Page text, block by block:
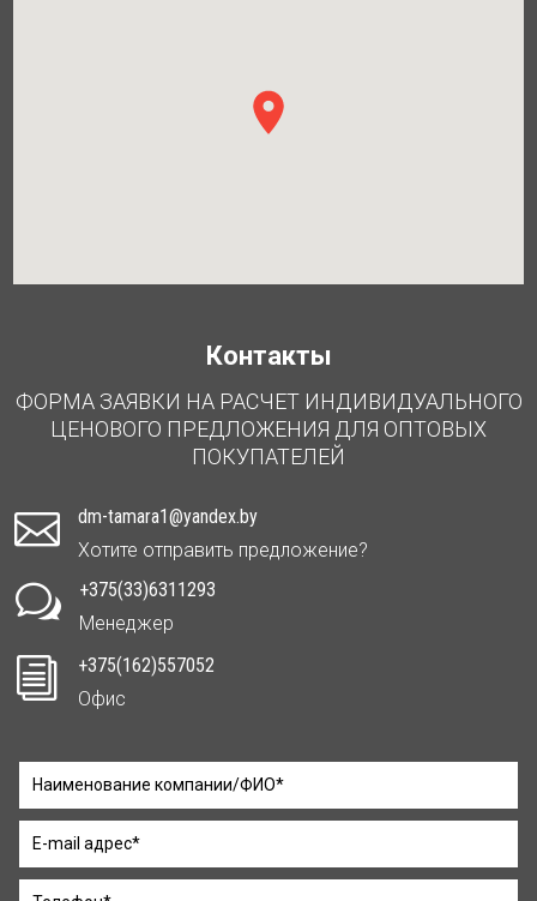
Контакты
ФОРМА ЗАЯВКИ НА РАСЧЕТ ИНДИВИДУАЛЬНОГО
ЦЕНОВОГО ПРЕДЛОЖЕНИЯ ДЛЯ ОПТОВЫХ
ПОКУПАТЕЛЕЙ

dm-tamara1@yandex.by
Хотите отправить предложение?
w
+375(33)6311293
Менеджер
i
+375(162)557052
Офис